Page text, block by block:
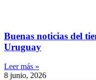
Buenas noticias del
Uruguay
Leer más »
8 junio, 2026